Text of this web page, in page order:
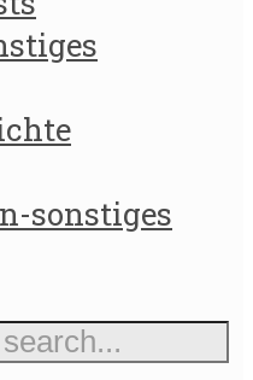
sonstiges